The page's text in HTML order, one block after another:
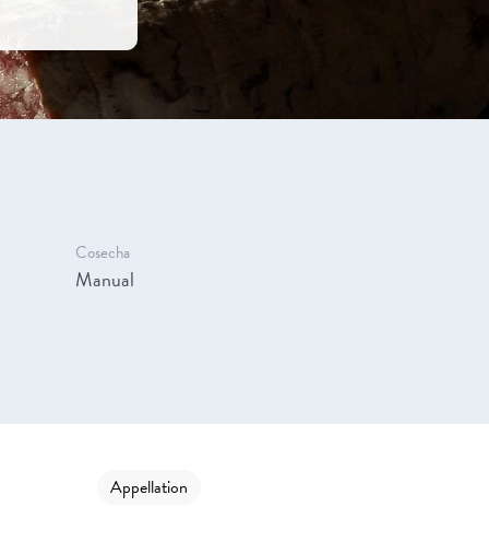
Cosecha
Manual
Appellation